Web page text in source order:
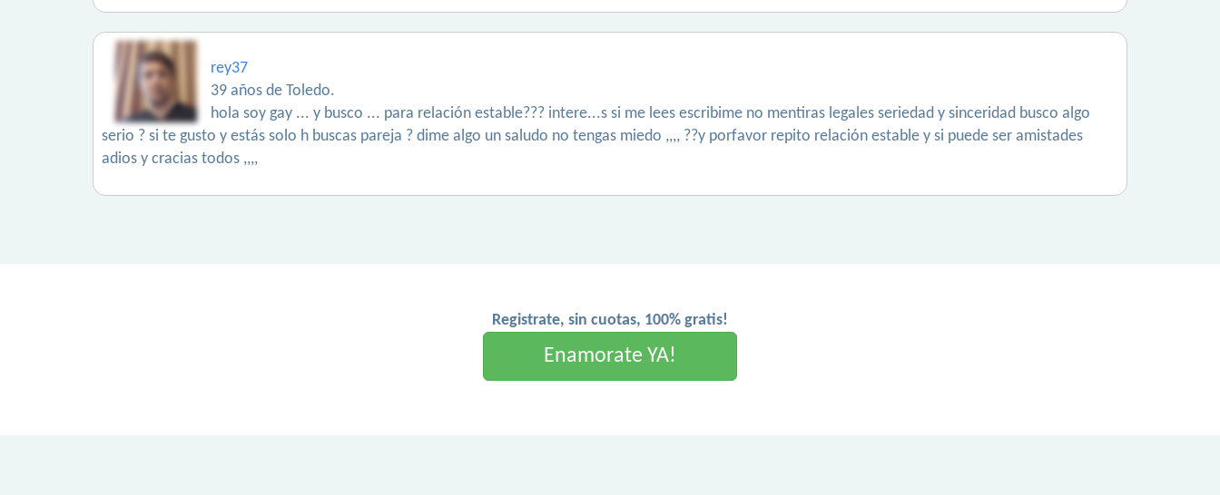
rey37
39 años de Toledo.
hola soy gay ... y busco ... para relación estable??? intere...s si me lees escribime no mentiras legales seriedad y sinceridad busco algo
serio ? si te gusto y estás solo h buscas pareja ? dime algo un saludo no tengas miedo ,,,, ??y porfavor repito relación estable y si puede ser amistades
adios y cracias todos ,,,,
Registrate, sin cuotas, 100% gratis!
Enamorate YA!